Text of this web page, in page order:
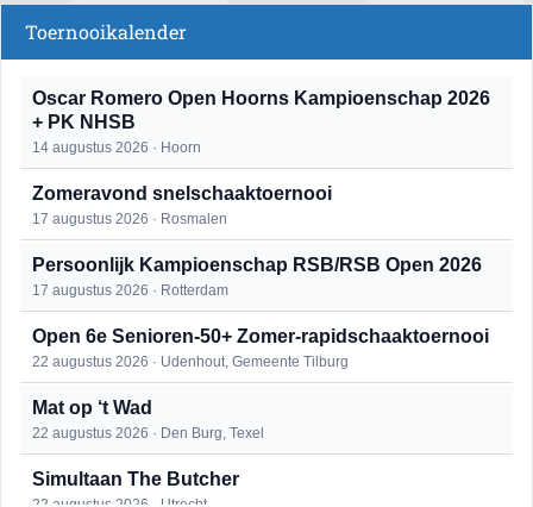
Toernooikalender
Oscar Romero Open Hoorns Kampioenschap 2026
+ PK NHSB
14 augustus 2026 · Hoorn
Zomeravond snelschaaktoernooi
17 augustus 2026 · Rosmalen
Persoonlijk Kampioenschap RSB/RSB Open 2026
17 augustus 2026 · Rotterdam
Open 6e Senioren-50+ Zomer-rapidschaaktoernooi
22 augustus 2026 · Udenhout, Gemeente Tilburg
Mat op ‘t Wad
22 augustus 2026 · Den Burg, Texel
Simultaan The Butcher